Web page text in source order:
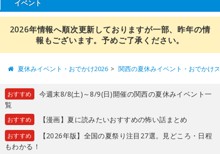
イベント
2026年情報へ順次更新しておりますが一部、昨年の情
報もございます。予めご了承ください。
夏休みイベント・おでかけ2026 関西の夏休みイベント・おでかけ
おすすめ
今週末8/8(土)～8/9(日)開催の関西の夏休みイベント一
覧
おすすめ 【漫画】夏に読みたいおすすめの怖い話まとめ
おすすめ
【2026年版】全国の夏祭り注目27選。見どころ・日程
もわかる！